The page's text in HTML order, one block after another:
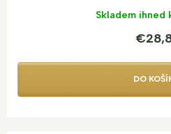
Skladem ihned
DO